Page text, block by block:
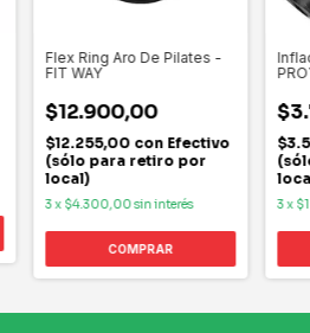
Flex Ring Aro De Pilates -
FIT WAY
$12.900,00
$12.255,00 con Efectivo
(sólo para retiro por
local)
3x $4.300,00sin interés 3x